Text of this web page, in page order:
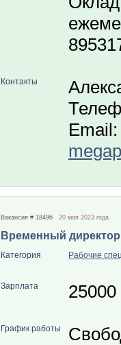
Контакты
Email:
Вакансия # 18496 20 мая 2023 года
Временный директор
Категория Рабочие
Зарплата 25000
График работы